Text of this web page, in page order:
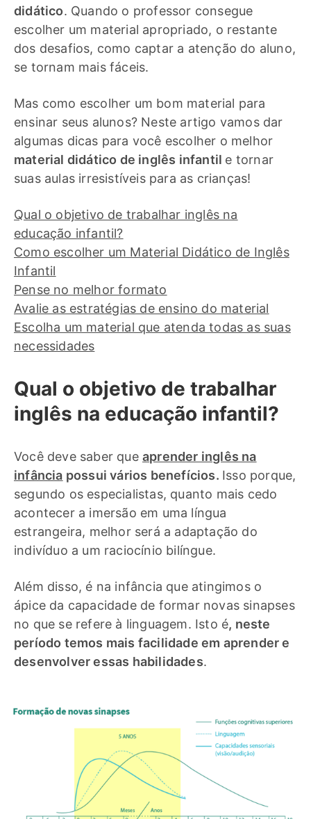
didático. Quando o professor consegue
escolher um material apropriado, o restante
dos desafios, como captar a atenção do aluno,
se tornam mais fáceis.
Mas como escolher um bom material para
ensinar seus alunos? Neste artigo vamos dar
algumas dicas para você escolher o melhor
material didático de inglês infantil e tornar
suas aulas irresistíveis para as crianças!
Qual o objetivo de trabalhar inglês na
educação infantil?
Como escolher um Material Didático de Inglês
Infantil
Pense no melhor formato
Avalie as estratégias de ensino do material
Escolha um material que atenda todas as suas
necessidades
Qual o objetivo de trabalhar
inglês na educação infantil?
Você deve saber que aprender inglês na
infância possui vários benefícios. Isso porque,
segundo os especialistas, quanto mais cedo
acontecer a imersão em uma língua
estrangeira, melhor será a adaptação do
indivíduo a um raciocínio bilíngue.
Além disso, é na infância que atingimos o
ápice da capacidade de formar novas sinapses
no que se refere à linguagem. Isto é, neste
período temos mais facilidade em aprender e
desenvolver essas habilidades.